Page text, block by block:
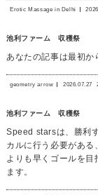
Erotic Massage in Delhi
池利ファーム 収穫祭
あなたの記事は最初か
geometry arrow 2026.07.27
池利ファーム 収穫祭
Speed starsは、勝利
カルに行う必要があ
よりも早くゴールを
ます。